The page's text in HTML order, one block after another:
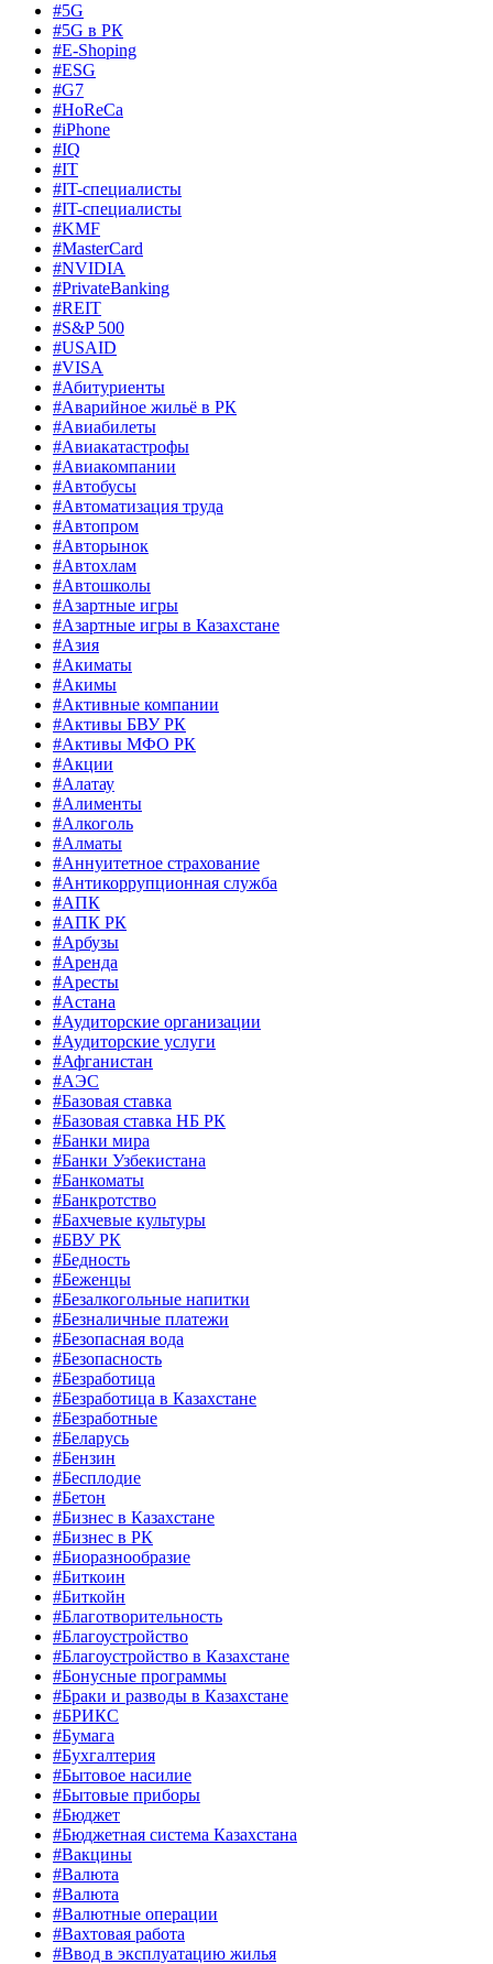
#5G
#5G в РК
#E-Shoping
#ESG
#G7
#HoReCa
#iPhone
#IQ
#IT
#IT-специалисты
#IT-специалисты
#KMF
#MasterCard
#NVIDIA
#PrivateBanking
#REIT
#S&P 500
#USAID
#VISA
#Абитуриенты
#Аварийное жильё в РК
#Авиабилеты
#Авиакатастрофы
#Авиакомпании
#Автобусы
#Автоматизация труда
#Автопром
#Авторынок
#Автохлам
#Автошколы
#Азартные игры
#Азартные игры в Казахстане
#Азия
#Акиматы
#Акимы
#Активные компании
#Активы БВУ РК
#Активы МФО РК
#Акции
#Алатау
#Алименты
#Алкоголь
#Алматы
#Аннуитетное страхование
#Антикоррупционная служба
#АПК
#АПК РК
#Арбузы
#Аренда
#Аресты
#Астана
#Аудиторские организации
#Аудиторские услуги
#Афганистан
#АЭС
#Базовая ставка
#Базовая ставка НБ РК
#Банки мира
#Банки Узбекистана
#Банкоматы
#Банкротство
#Бахчевые культуры
#БВУ РК
#Бедность
#Беженцы
#Безалкогольные напитки
#Безналичные платежи
#Безопасная вода
#Безопасность
#Безработица
#Безработица в Казахстане
#Безработные
#Беларусь
#Бензин
#Бесплодие
#Бетон
#Бизнес в Казахстане
#Бизнес в РК
#Биоразнообразие
#Биткоин
#Биткойн
#Благотворительность
#Благоустройство
#Благоустройство в Казахстане
#Бонусные программы
#Браки и разводы в Казахстане
#БРИКС
#Бумага
#Бухгалтерия
#Бытовое насилие
#Бытовые приборы
#Бюджет
#Бюджетная система Казахстана
#Вакцины
#Валюта
#Валюта
#Валютные операции
#Вахтовая работа
#Ввод в эксплуатацию жилья